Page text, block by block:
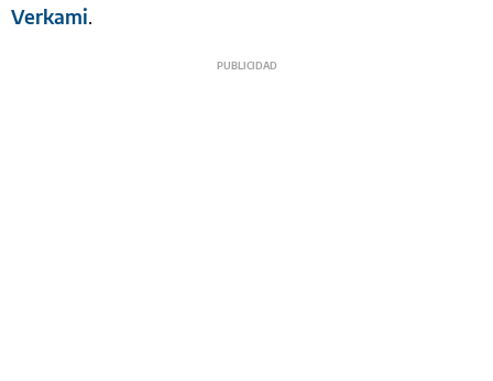
Verkami.